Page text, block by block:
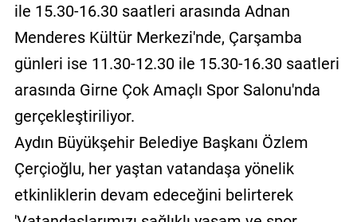
ile 15.30-16.30 saatleri arasında Adnan
Menderes Kültür Merkezi'nde, Çarşamba
günleri ise 11.30-12.30 ile 15.30-16.30 saatleri
arasında Girne Çok Amaçlı Spor Salonu'nda
gerçekleştiriliyor.
Aydın Büyükşehir Belediye Başkanı Özlem
Çerçioğlu, her yaştan vatandaşa yönelik
etkinliklerin devam edeceğini belirterek